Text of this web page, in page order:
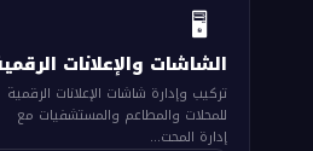
🖥️
الشاشات والإعلانات
تركيب وإدارة شاشات الإعلانات الرقمية
للمحلات والمطاعم والمستشفيات مع
إدارة المحت...